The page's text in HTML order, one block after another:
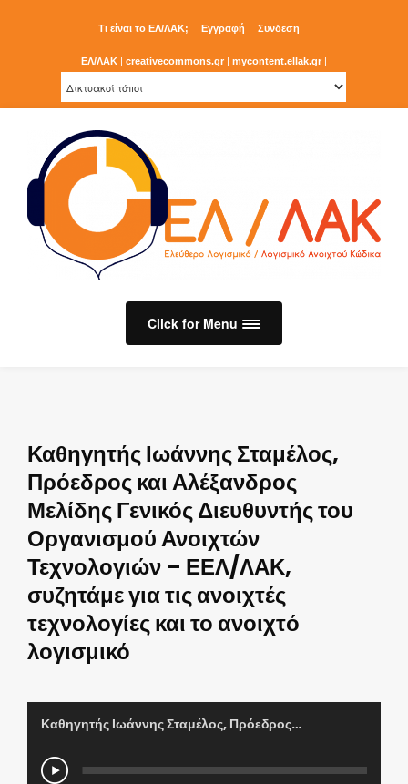
Τι είναι το ΕΛ/ΛΑΚ; Εγγραφή Συνδεση
ΕΛ/ΛΑΚ | creativecommons.gr | mycontent.ellak.gr |
Click for Menu
Καθηγητής Ιωάννης Σταμέλος,
Πρόεδρος και Αλέξανδρος
Μελίδης Γενικός Διευθυντής του
Οργανισμού Ανοιχτών
Τεχνολογιών – ΕΕΛ/ΛΑΚ,
συζητάμε για τις ανοιχτές
τεχνολογίες και το ανοιχτό
λογισμικό
Καθηγητής Ιωάννης Σταμέλος, Πρόεδρος και Αλέξανδρος Μελίδης Γενικός Διευθυντής του Οργανισμού Ανοιχτών Τεχνολογιών – ΕΕΛ/ΛΑΚ, συζητάμε για τις ανοιχτές τεχνολογίες και το ανοιχτό λογισμικό